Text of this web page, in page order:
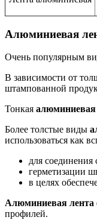
Алюминиевая
Очень популярным
В зависимости от
штампованной
Тонкая алюминиевая
Более толстые виды
использоваться как
для соединения
герметизации
в целях
Алюминиевая лента
профилей.